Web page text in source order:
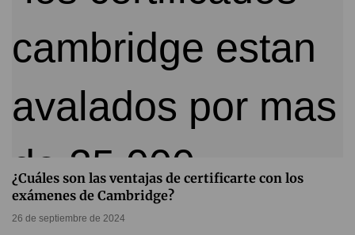
¿Cuáles son las ventajas de certificarte con los
exámenes de Cambridge?
26 de septiembre de 2024